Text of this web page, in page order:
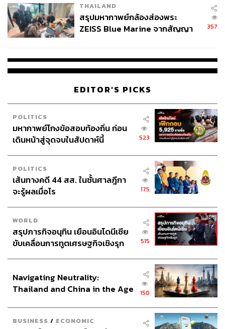
หนังร่วมทุนกับจีนมีเพิ่มขึ้น เพราะอเมริกาต้องการตลาดอัน
กว้างใหญ่ของจีน จึงโดนจีนมัดมือร่วมลงทุน ซึ่งในขณะ
เดียวกันจีนก็ต้องการพิชิตโลกฝั่งอเมริกาเช่นกัน ว่าง่ายๆ คือ
ต่างคนต่างได้ประโยชน์จากสิ่งนี้ร่วมกัน เราเลยจะเห็นหนัง
ฮอลลีวูดกลิ่นจีนๆ ออกมามากมาย เช่นPacific Rim:
Uprising
หรือจะเป็นTerminator:
Dark Fateที่ดูแล้วมันก็จะเป็นหนังฝรั่งที่สปีดฉุบฉับแบบหนัง
แอ็กชันจีนอยู่พอสมควร หนังแบบนี้มีออกมาเยอะจนเกือบจะ
กลายเป็นหนังประเภทใหม่เลย
THAILAND
สรุปมหากาพย์กล้องส่องพระ
ZEISS Blue Marine จากสัญญา
จ่ายหนี้-แอบระบุแบรนด์
357
EDITOR'S PICKS
POLITICS
มหากาพย์โกงข้อสอบท้องถิ่น ก่อน
เดินหน้าสู่จุดจบในสัปดาห์นี้
523
POLITICS
เส้นทางคดี 44 สส. ในชั้นศาลฎีกา
จะรู้ผลเมื่อไร
175
WORLD
สรุปภารกิจอนุทิน เยือนอินโดนีเซีย
ขับเคลื่อนการทูตเศรษฐกิจเชิงรุก
515
Navigating Neutrality:
Thailand and China in the Age
150
BUSINESS / ECONOMIC